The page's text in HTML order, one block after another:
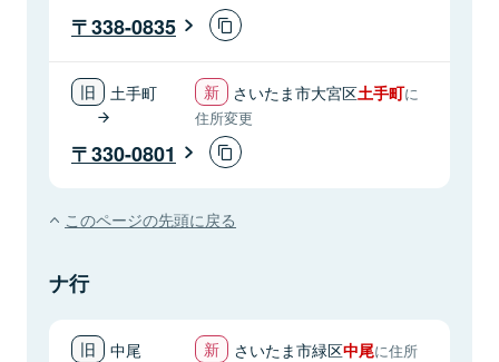
338-0835
土手町 さいたま市大宮区土手町に
住所変更
330-0801
このページの先頭に戻る
ナ行
中尾 さいたま市緑区中尾に住所